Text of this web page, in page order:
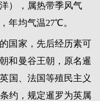
），属热带季风气
年均气温27℃。
国家，先后经历素可
和曼谷王朝，原名暹
国、法国等殖民主义
约，规定暹罗为英属